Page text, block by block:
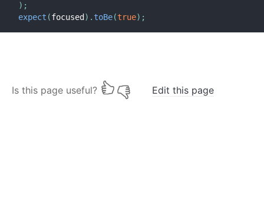
) ;
expect (focused ) . toBe(true) ;
Is this page useful? Edit this page